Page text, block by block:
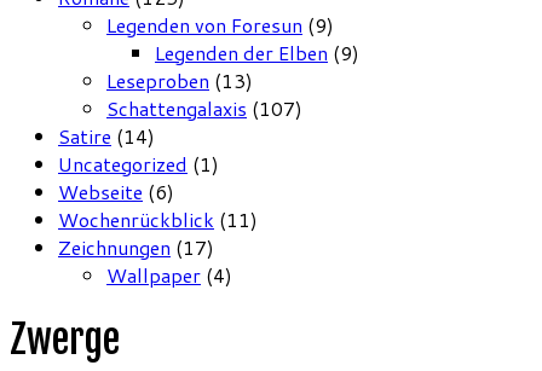
Legenden von Foresun (9)
Legenden der Elben (9)
Leseproben (13)
Schattengalaxis (107)
Satire (14)
Uncategorized (1)
Webseite (6)
Wochenrückblick (11)
Zeichnungen (17)
Wallpaper (4)
Zwerge